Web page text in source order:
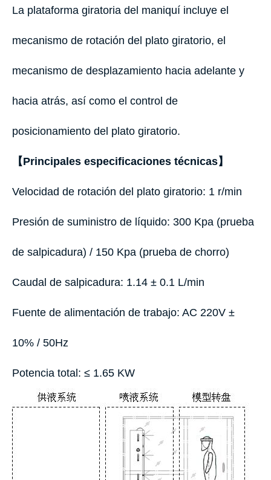
La plataforma giratoria del maniquí incluye el
mecanismo de rotación del plato giratorio, el
mecanismo de desplazamiento hacia adelante y
hacia atrás, así como el control de
posicionamiento del plato giratorio.
【Principales especificaciones técnicas】
Velocidad de rotación del plato giratorio: 1 r/min
Presión de suministro de líquido: 300 Kpa (prueba
de salpicadura) / 150 Kpa (prueba de chorro)
Caudal de salpicadura: 1.14 ± 0.1 L/min
Fuente de alimentación de trabajo: AC 220V ±
10% / 50Hz
Potencia total: ≤ 1.65 KW